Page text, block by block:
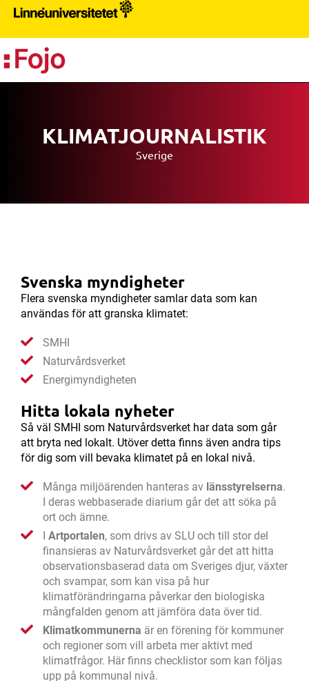
KLIMATJOURNALISTIK
Sverige
Svenska myndigheter
Flera svenska myndigheter samlar data som kan
användas för att granska klimatet:
SMHI
Naturvårdsverket
Energimyndigheten
Hitta lokala nyheter
Så väl SMHI som Naturvårdsverket har data som går
att bryta ned lokalt. Utöver detta finns även andra tips
för dig som vill bevaka klimatet på en lokal nivå.
Många miljöärenden hanteras av länsstyrelserna.
I deras webbaserade diarium går det att söka på
ort och ämne.
Artportalen, som drivs av SLU och till stor del
finansieras av Naturvårdsverket går det att hitta
observationsbaserad data om Sveriges djur, växter
och svampar, som kan visa på hur
klimatförändringarna påverkar den biologiska
mångfalden genom att jämföra data över tid.
Klimatkommunerna är en förening för kommuner
och regioner som vill arbeta mer aktivt med
klimatfrågor. Här finns checklistor som kan följas
upp på kommunal nivå.